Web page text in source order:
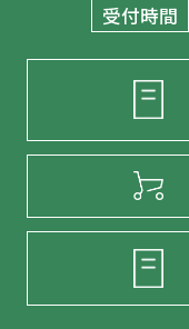
受付時間